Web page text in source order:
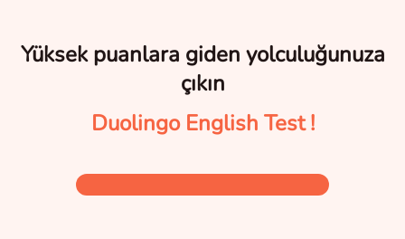
Yüksek puanlara giden yolculuğunuza
çıkın
Duolingo English Test !